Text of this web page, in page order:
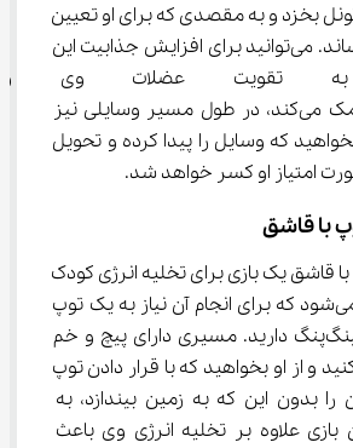
بخزد و به مقصدی که برای او تعیین
کرده‌اید، خود را برساند. می‌توانید برای افزایش جذابیت این
به تقویت عضلات
جهت‌یابی او نیز کمک می‌کند، در طول مسیر وسایلی نیز
که وسایل را پیدا کرده و تحویل
امتیاز او کسر خواهد شد.
با قاشق
قاشق یک بازی برای تخلیه انرژی کودک
در خانه محسوب می‌شود که برای انجام آن نیاز به یک توپ
کوچک مثل توپ پینگ‌پنگ دارید. مسیری دارای پیچ و خم
و از او بخواهید که با قرار دادن توپ
بدون این که به زمین بیندازد، به
علاوه بر تخلیه انرژی وی باعث